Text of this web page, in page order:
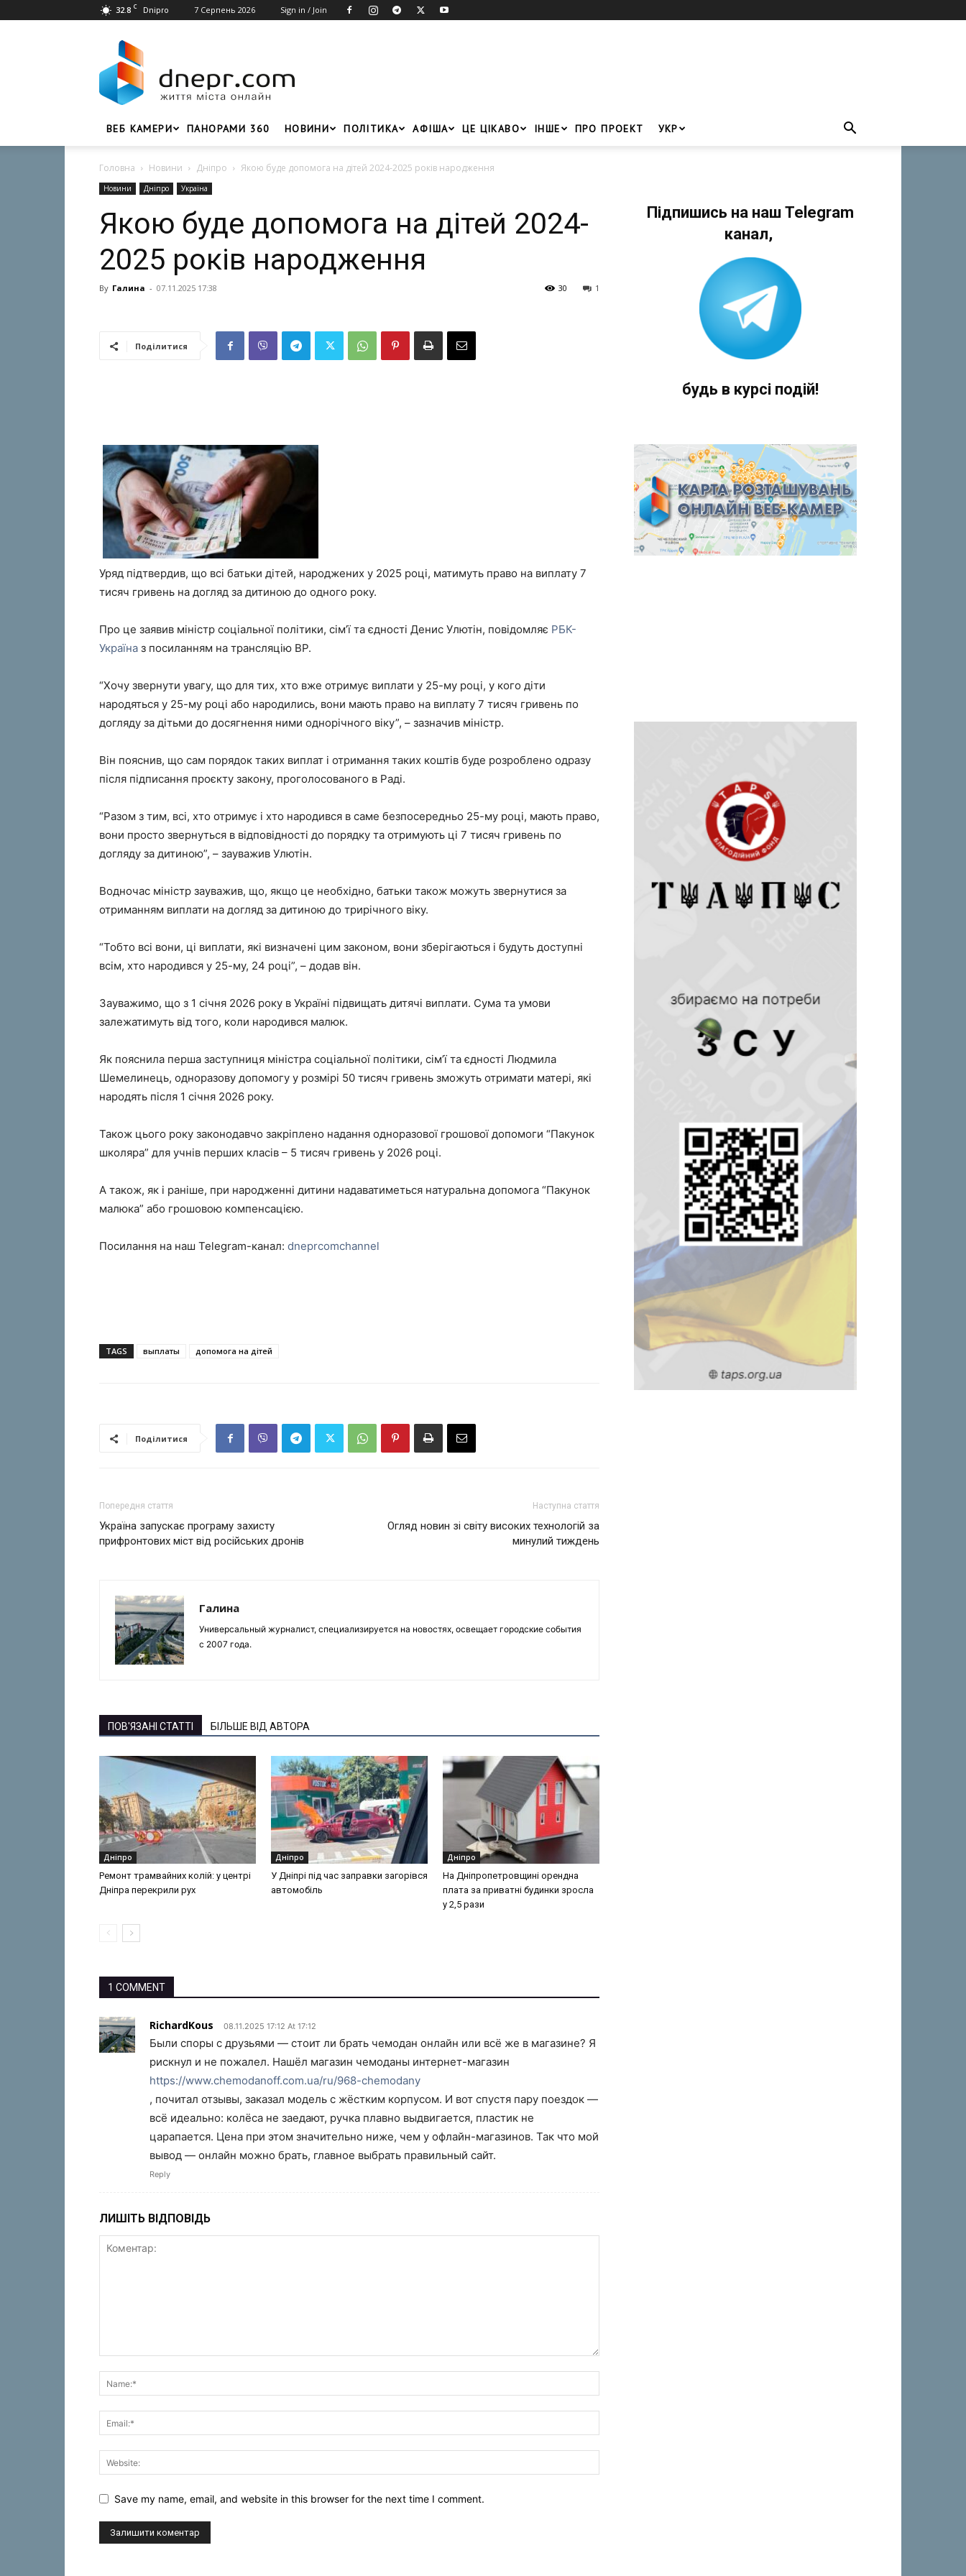
32.8 C Dnipro 7 Серпень 2026 Sign in / Join
Головний
портал
Дніпра
ВЕБ КАМЕРИ ПАНОРАМИ 360 НОВИНИ ПОЛІТИКА АФІША ЦЕ ЦІКАВО ІНШЕ ПРО ПРОЕКТ УКР
Головна Новини Дніпро Якою буде допомога на дітей 2024-2025 років народження
Новини Дніпро Україна
Якою буде допомога на дітей 2024-
2025 років народження
By Галина - 07.11.2025 17:38 1
30
Поділитися
Уряд підтвердив, що всі батьки дітей, народжених у 2025 році, матимуть право на виплату 7
тисяч гривень на догляд за дитиною до одного року.
Про це заявив міністр соціальної політики, сім’ї та єдності Денис Улютін, повідомляє РБК-
Україна з посиланням на трансляцію ВР.
“Хочу звернути увагу, що для тих, хто вже отримує виплати у 25-му році, у кого діти
народяться у 25-му році або народились, вони мають право на виплату 7 тисяч гривень по
догляду за дітьми до досягнення ними однорічного віку”, – зазначив міністр.
Він пояснив, що сам порядок таких виплат і отримання таких коштів буде розроблено одразу
після підписання проєкту закону, проголосованого в Раді.
“Разом з тим, всі, хто отримує і хто народився в саме безпосередньо 25-му році, мають право,
вони просто звернуться в відповідності до порядку та отримують ці 7 тисяч гривень по
догляду за дитиною”, – зауважив Улютін.
Водночас міністр зауважив, що, якщо це необхідно, батьки також можуть звернутися за
отриманням виплати на догляд за дитиною до трирічного віку.
“Тобто всі вони, ці виплати, які визначені цим законом, вони зберігаються і будуть доступні
всім, хто народився у 25-му, 24 році”, – додав він.
Зауважимо, що з 1 січня 2026 року в Україні підвищать дитячі виплати. Сума та умови
залежатимуть від того, коли народився малюк.
Як пояснила перша заступниця міністра соціальної політики, сім’ї та єдності Людмила
Шемелинець, одноразову допомогу у розмірі 50 тисяч гривень зможуть отримати матері, які
народять після 1 січня 2026 року.
Також цього року законодавчо закріплено надання одноразової грошової допомоги “Пакунок
школяра” для учнів перших класів – 5 тисяч гривень у 2026 році.
А також, як і раніше, при народженні дитини надаватиметься натуральна допомога “Пакунок
малюка” або грошовою компенсацією.
Посилання на наш Telegram-канал: dneprcomchannel
TAGS выплаты допомога на дітей
Поділитися
Попередня стаття
Україна запускає програму захисту
прифронтових міст від російських дронів
Наступна стаття
Огляд новин зі світу високих технологій за
минулий тиждень
Галина
Универсальный журналист, специализируется на новостях, освещает городские события
с 2007 года.
ПОВ'ЯЗАНІ СТАТТІ БІЛЬШЕ ВІД АВТОРА
Дніпро
Ремонт трамвайних колій: у центрі
Дніпра перекрили рух
Дніпро
У Дніпрі під час заправки загорівся
автомобіль
Дніпро
На Дніпропетровщині орендна
плата за приватні будинки зросла
у 2,5 рази
1 COMMENT
RichardKous 08.11.2025 17:12 At 17:12
Были споры с друзьями — стоит ли брать чемодан онлайн или всё же в магазине? Я
рискнул и не пожалел. Нашёл магазин чемоданы интернет-магазин
https://www.chemodanoff.com.ua/ru/968-chemodany
, почитал отзывы, заказал модель с жёстким корпусом. И вот спустя пару поездок —
всё идеально: колёса не заедают, ручка плавно выдвигается, пластик не
царапается. Цена при этом значительно ниже, чем у офлайн-магазинов. Так что мой
вывод — онлайн можно брать, главное выбрать правильный сайт.
Reply
ЛИШІТЬ ВІДПОВІДЬ
Save my name, email, and website in this browser for the next time I comment.
Підпишись на наш Telegram
канал,
будь в курсі подій!